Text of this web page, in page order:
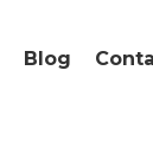
Blog